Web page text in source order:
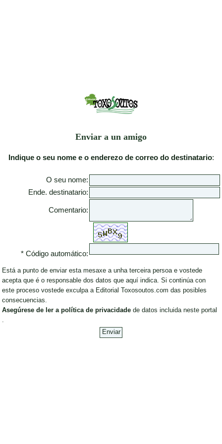
Enviar a un amigo
Indique o seu nome e o enderezo de correo do destinatario:
O seu nome:
Ende. destinatario:
Comentario:
* Código automático:
Está a punto de enviar esta mesaxe a unha terceira persoa e vostede
acepta que é o responsable dos datos que aquí indica. Si continúa con
este proceso vostede exculpa a Editorial Toxosoutos.com das posibles
consecuencias.
Asegúrese de ler a política de privacidade de datos incluida neste portal
.